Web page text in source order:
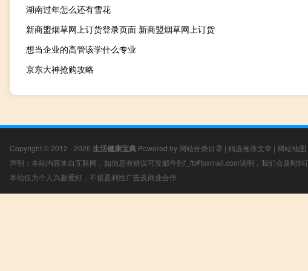
湖南过年怎么还有雪花
新商盟烟草网上订货登录页面 新商盟烟草网上订货
想当企业的高管该学什么专业
京东大神抢购攻略
Copyright © 2012 - 2026 生活健康宝典 Powered by 网站分类目录 | 精选推荐文章 | 网站地图
声明：本站内容来自互联网，如信息有错误可发邮件到f_fb#foxmail.com说明，我们会及时纠
本站仅为个人兴趣爱好，不接盈利性广告及商业合作